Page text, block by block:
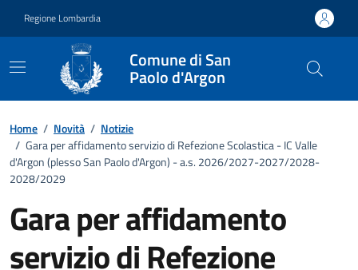
Regione Lombardia
Comune di San
Paolo d'Argon
Home / Novità / Notizie
/ Gara per affidamento servizio di Refezione Scolastica - IC Valle
d'Argon (plesso San Paolo d'Argon) - a.s. 2026/2027-2027/2028-
2028/2029
Gara per affidamento
servizio di Refezione